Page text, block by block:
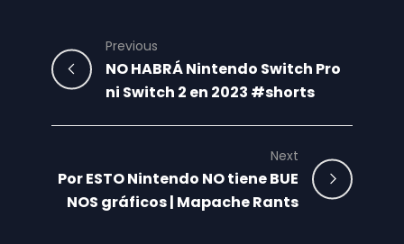
Previous
NO HABRÁ Nintendo Switch Pro
ni Switch 2 en 2023 #shorts
Next
Por ESTO Nintendo NO tiene BUE
NOS gráficos | Mapache Rants